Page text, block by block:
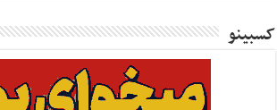
کسبینو